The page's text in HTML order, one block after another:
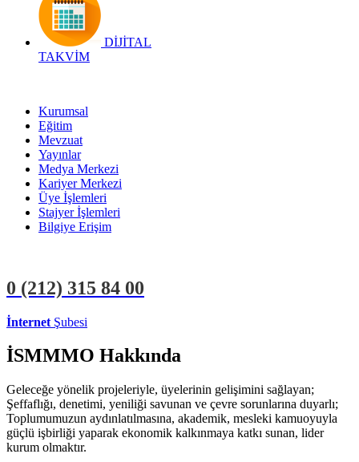
DİJİTAL
TAKVİM
Kurumsal
Eğitim
Mevzuat
Yayınlar
Medya Merkezi
Kariyer Merkezi
Üye İşlemleri
Stajyer İşlemleri
Bilgiye Erişim
0 (212) 315 84 00
İnternet Şubesi
İSMMMO Hakkında
Geleceğe yönelik projeleriyle, üyelerinin gelişimini sağlayan;
Şeffaflığı, denetimi, yeniliği savunan ve çevre sorunlarına duyarlı;
Toplumumuzun aydınlatılmasına, akademik, mesleki kamuoyuyla
güçlü işbirliği yaparak ekonomik kalkınmaya katkı sunan, lider
kurum olmaktır.